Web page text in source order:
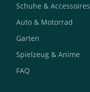
Schuhe & Accessoires
Auto & Motorrad
Garten
Spielzeug & Anime
FAQ